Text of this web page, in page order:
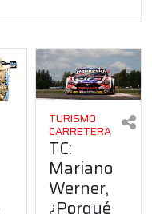
TURISMO
CARRETERA
TC:
Mariano
Werner,
¿Porqué